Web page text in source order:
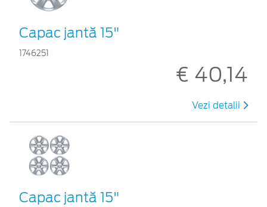
Capac jantă 15"
1746251
€ 40,14
Vezi detalii
Capac jantă 15"